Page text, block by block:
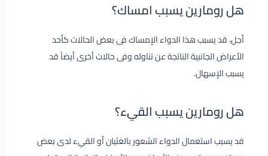
هل رومارين يسبب امساك؟
أجل، قد يسبب هذا الدواء الإمساك فى بعض الحالات كأحد
الأعراض الجانبية الناتجة عن تناوله وفى حالات أخرى أيضاً قد
يسبب الإسهال.
هل رومارين يسبب القيء؟
قد يسبب استعمال الدواء الشعور بالغثيان أو القيء لدى بعض